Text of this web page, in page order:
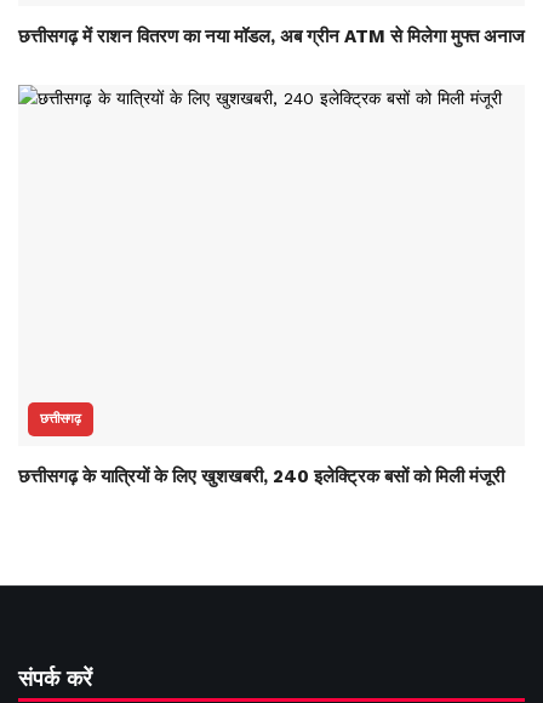
छत्तीसगढ़ में राशन वितरण का नया मॉडल, अब ग्रीन ATM से मिलेगा मुफ्त अनाज
छत्तीसगढ़
छत्तीसगढ़ के यात्रियों के लिए खुशखबरी, 240 इलेक्ट्रिक बसों को मिली मंजूरी
संपर्क करें